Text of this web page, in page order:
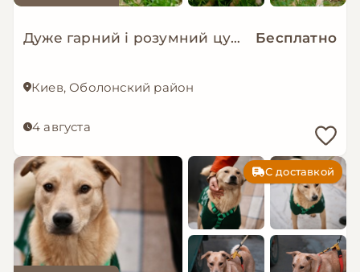
Дуже гарний і розумний цуцик мріє про родину! Бесплатно
Киев, Оболонский район
4 августа
С доставкой